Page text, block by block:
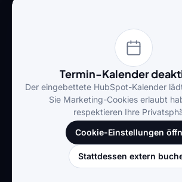
Termin-Kalender
Der eingebettete HubSpot-Kalender
Sie Marketing-Cookies erlaubt
respektieren Ihre
Cookie-Einstellungen
Stattdessen extern